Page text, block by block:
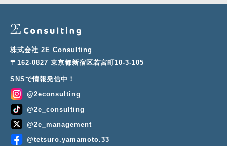
株式会社 2E Consulting
〒162-0827 東京都新宿区若宮町10-3-105